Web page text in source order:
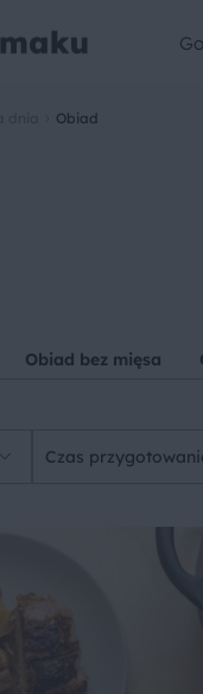
Obiad
Obiad bez mięsa
Czas